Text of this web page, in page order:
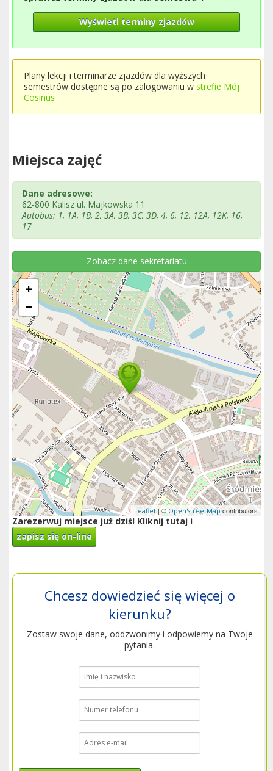
Wyświetl terminy zjazdów
Plany lekcji i terminarze zjazdów dla wyższych
semestrów dostępne są po zalogowaniu w strefie Mój
Cosinus
Miejsca zajęć
Dane adresowe:
62-800 Kalisz ul. Majkowska 11
Autobus: 1, 1A, 1B, 2, 3A, 3B, 3C, 3D, 4, 6, 12, 12A, 12K, 16,
17
Zobacz dane sekretariatu
+
−
Leaflet| ©OpenStreetMap contributors
Zarezerwuj miejsce już dziś! Kliknij tutaj i
zapisz się on-line
Chcesz dowiedzieć się więcej o
kierunku?
Zostaw swoje dane, oddzwonimy i odpowiemy na Twoje
pytania.